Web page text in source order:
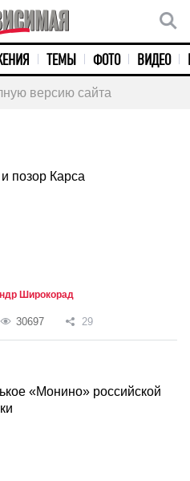
ТЕМЫ ФОТО ВИДЕО
версию сайта
позор Карса
Широкорад
30697 29
«Монино» российской